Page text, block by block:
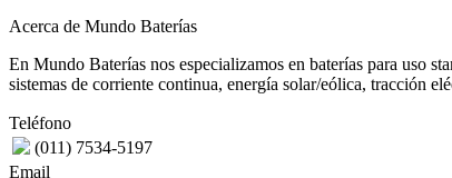
Acerca de Mundo Baterías
En Mundo Baterías nos especializamos en baterías para uso
sistemas de corriente continua, energía solar/eólica, tracción
Teléfono
(011) 7534-5197
Email